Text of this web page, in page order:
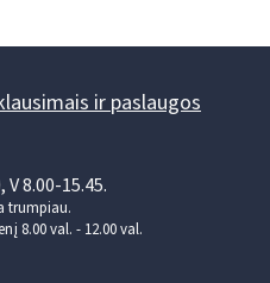
ir paslaugos
8.00-15.45.
trumpiau.
8.00 val. - 12.00 val.